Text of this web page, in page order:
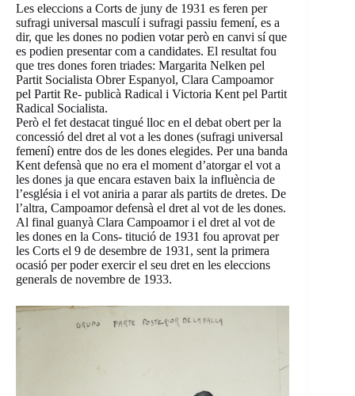
Les eleccions a Corts de juny de 1931 es feren per
sufragi universal masculí i sufragi passiu femení, es a
dir, que les dones no podien votar però en canvi sí que
es podien presentar com a candidates. El resultat fou
que tres dones foren triades: Margarita Nelken pel
Partit Socialista Obrer Espanyol, Clara Campoamor
pel Partit Re- publicà Radical i Victoria Kent pel Partit
Radical Socialista.
Però el fet destacat tingué lloc en el debat obert per la
concessió del dret al vot a les dones (sufragi universal
femení) entre dos de les dones elegides. Per una banda
Kent defensà que no era el moment d’atorgar el vot a
les dones ja que encara estaven baix la influència de
l’església i el vot aniria a parar als partits de dretes. De
l’altra, Campoamor defensà el dret al vot de les dones.
Al final guanyà Clara Campoamor i el dret al vot de
les dones en la Cons- titució de 1931 fou aprovat per
les Corts el 9 de desembre de 1931, sent la primera
ocasió per poder exercir el seu dret en les eleccions
generals de novembre de 1933.